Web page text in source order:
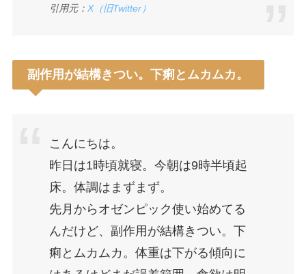
引用元： X（旧Twitter）
副作用が結構きつい。下痢とムカムカ。
こんにちは。
昨日は1時頃就寝。今朝は9時半頃起
床。体調はまずまず。
先月からオゼンピック使い始めてる
んだけど、副作用が結構きつい。下
痢とムカムカ。体重は下がる傾向に